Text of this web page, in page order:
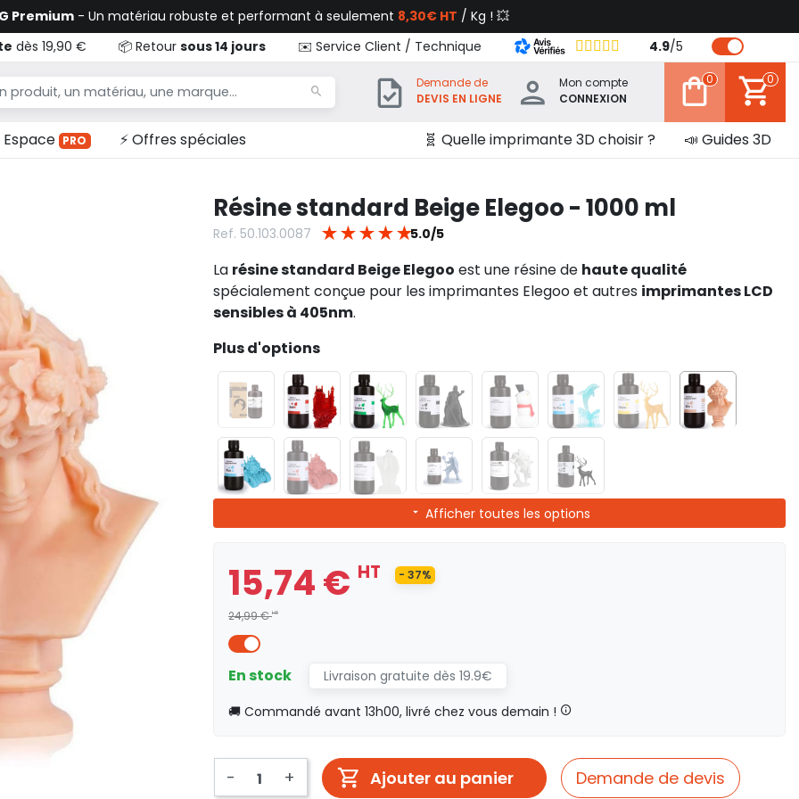
Premium - Un matériau robuste et performant à seulement 8,30€ HT / Kg ! 💥
dès 19,90 € 📦 Retour sous 14 jours ✉️ Service Client / Technique 4.9/5
Demande de
DEVIS EN LIGNE
Mon compte
CONNEXION
0 0
Espace PRO ⚡ Offres spéciales 🧬 Quelle imprimante 3D choisir ? 📣 Guides 3D
Résine standard Beige Elegoo - 1000 ml
Ref. 50.103.0087 ★ ★ ★ ★ ★5.0/5
La résine standard Beige Elegoo est une résine de haute qualité
spécialement conçue pour les imprimantes Elegoo et autres imprimantes LCD
sensibles à 405nm.
Plus d'options
Afficher toutes les options
15,74 € HT
24,99 €HT
- 37%
En stock
Livraison gratuite dès 19.9€
🚚 Commandé avant 13h00, livré chez vous demain !
- + Ajouter au panier Demande de devis